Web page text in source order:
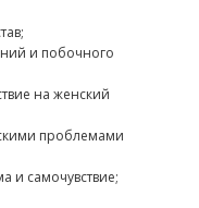
и побочного
на женский
проблемами
и самочувствие;